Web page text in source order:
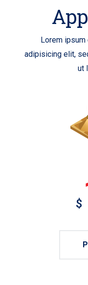
Lorem
adipisicing elit,
ut
$